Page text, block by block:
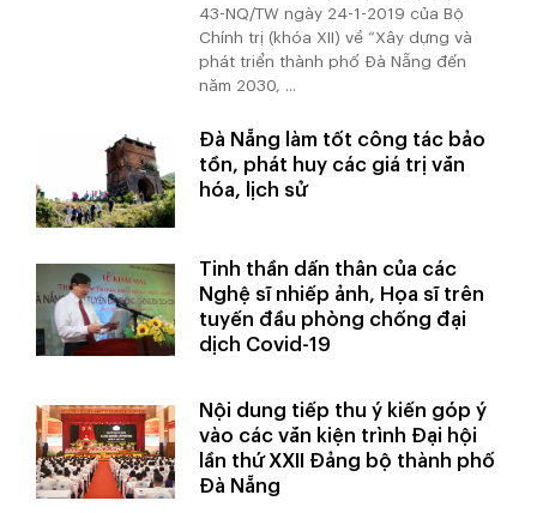
43-NQ/TW ngày 24-1-2019 của Bộ
Chính trị (khóa XII) về “Xây dựng và
phát triển thành phố Đà Nẵng đến
năm 2030, ...
Đà Nẵng làm tốt công tác bảo
tồn, phát huy các giá trị văn
hóa, lịch sử
Tinh thần dấn thân của các
Nghệ sĩ nhiếp ảnh, Họa sĩ trên
tuyến đầu phòng chống đại
dịch Covid-19
Nội dung tiếp thu ý kiến góp ý
vào các văn kiện trình Đại hội
lần thứ XXII Đảng bộ thành phố
Đà Nẵng